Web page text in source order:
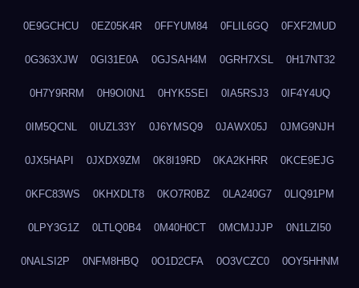
0E9GCHCU 0EZ05K4R 0FFYUM84 0FLIL6GQ 0FXF2MUD
0G363XJW 0GI31E0A 0GJSAH4M 0GRH7XSL 0H17NT32
0H7Y9RRM 0H9OI0N1 0HYK5SEI 0IA5RSJ3 0IF4Y4UQ
0IM5QCNL 0IUZL33Y 0J6YMSQ9 0JAWX05J 0JMG9NJH
0JX5HAPI 0JXDX9ZM 0K8I19RD 0KA2KHRR 0KCE9EJG
0KFC83WS 0KHXDLT8 0KO7R0BZ 0LA240G7 0LIQ91PM
0LPY3G1Z 0LTLQ0B4 0M40H0CT 0MCMJJJP 0N1LZI50
0NALSI2P 0NFM8HBQ 0O1D2CFA 0O3VCZC0 0OY5HHNM